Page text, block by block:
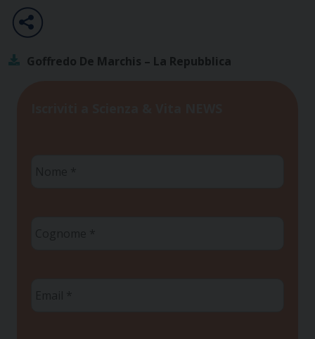
Goffredo De Marchis – La Repubblica